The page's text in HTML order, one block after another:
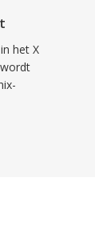
het X